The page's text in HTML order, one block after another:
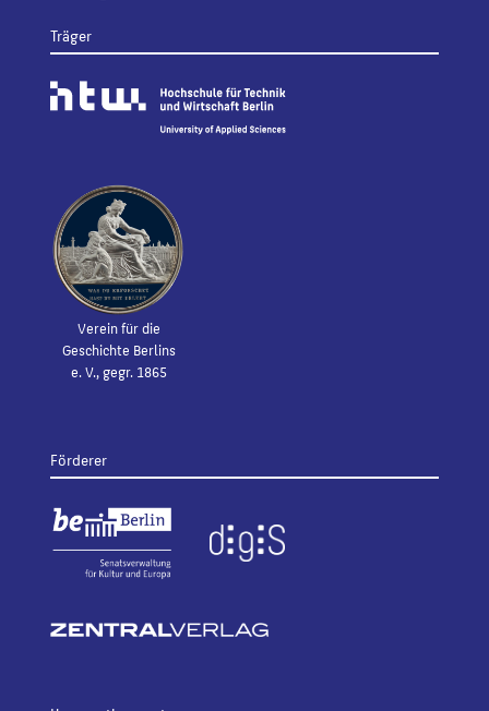
Träger
Verein für die
Geschichte Berlins
e. V., gegr. 1865
Förderer